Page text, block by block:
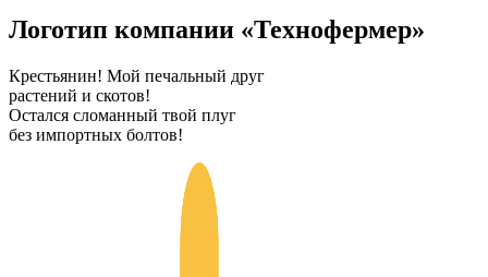
Логотип компании «Технофермер»
Крестьянин! Мой печальный друг
растений и скотов!
Остался сломанный твой плуг
без импортных болтов!